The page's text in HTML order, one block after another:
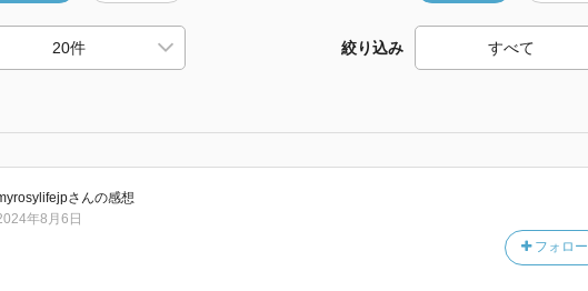
絞り込み
さんの感想
フォロー
年8月6日